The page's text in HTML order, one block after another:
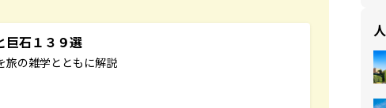
巨石１３９選
旅の雑学とともに解説